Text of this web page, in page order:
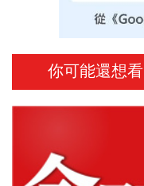
你可能還想看